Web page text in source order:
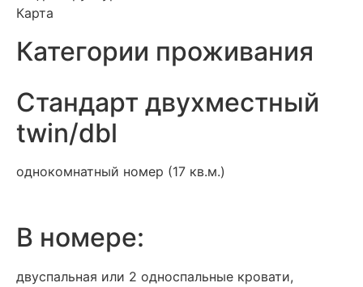
Карта
Категории проживания
Стандарт двухместный
twin/dbl
однокомнатный номер (17 кв.м.)
В номере:
двуспальная или 2 односпальные кровати,